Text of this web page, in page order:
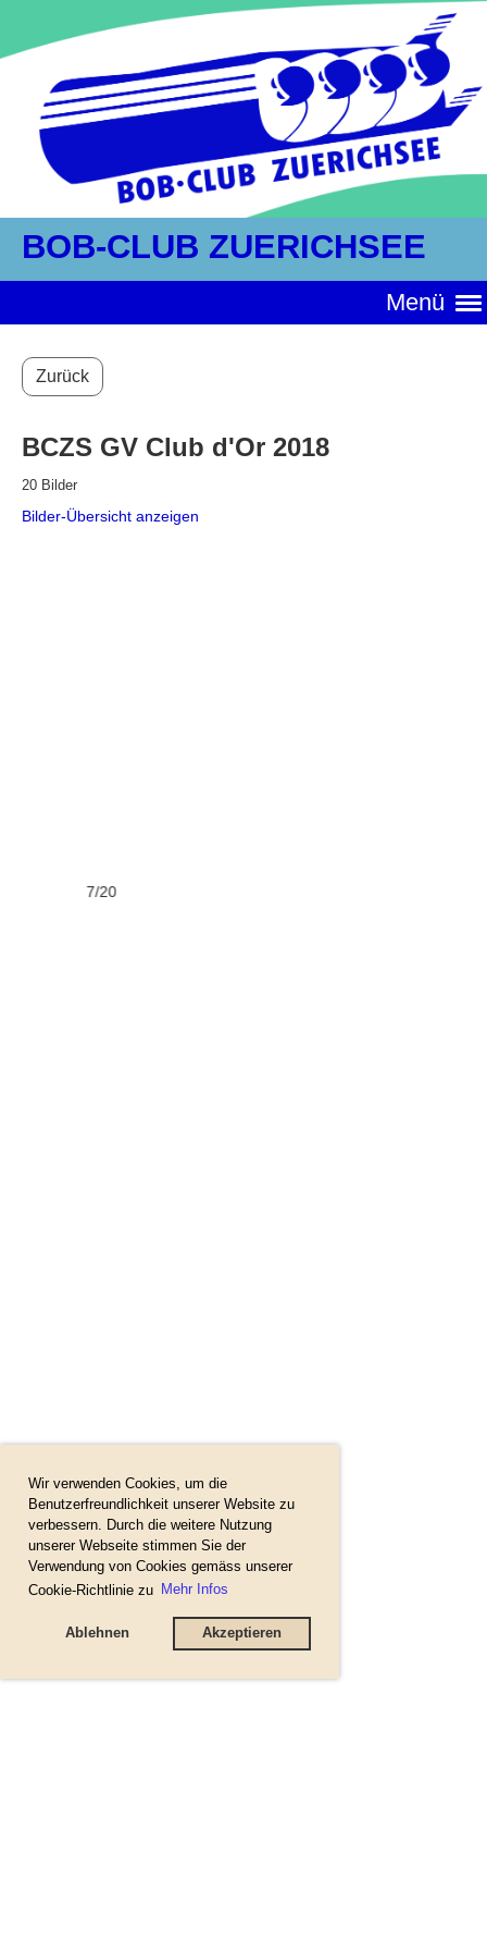
Wir verwenden Cookies, um die
Benutzerfreundlichkeit unserer Website zu
verbessern. Durch die weitere Nutzung
unserer Webseite stimmen Sie der
Verwendung von Cookies gemäss unserer
Cookie-Richtlinie zu Mehr Infos
Ablehnen Akzeptieren
BOB-CLUB ZUERICHSEE
Menü
Zurück
BCZS GV Club d'Or 2018
20 Bilder
Bilder-Übersicht anzeigen
7/20